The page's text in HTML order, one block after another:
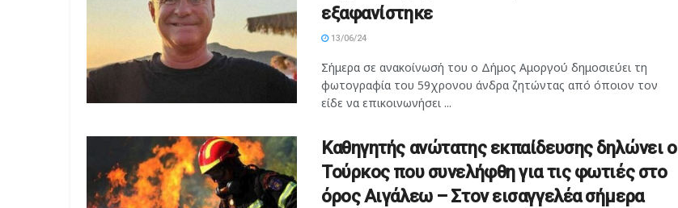
εξαφανίστηκε
13/06/24
Σήμερα σε ανακοίνωσή του ο Δήμος Αμοργού δημοσιεύει τη
φωτογραφία του 59χρονου άνδρα ζητώντας από όποιον τον
είδε να επικοινωνήσει ...
Καθηγητής ανώτατης εκπαίδευσης δηλώνει ο
Τούρκος που συνελήφθη για τις φωτιές στο
όρος Αιγάλεω – Στον εισαγγελέα σήμερα